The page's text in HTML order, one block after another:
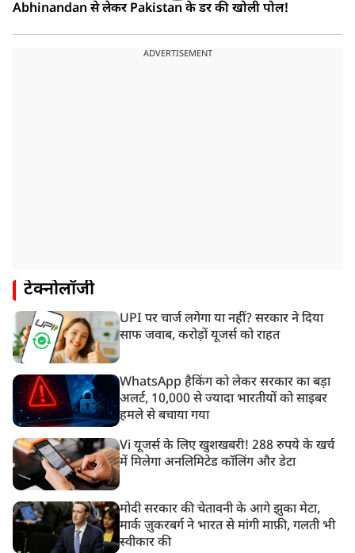
Abhinandan से लेकर Pakistan के डर की खोली पोल!
ADVERTISEMENT
टेक्नोलॉजी
UPI पर चार्ज लगेगा या नहीं? सरकार ने दिया
साफ जवाब, करोड़ों यूजर्स को राहत
WhatsApp हैकिंग को लेकर सरकार का बड़ा
अलर्ट, 10,000 से ज्यादा भारतीयों को साइबर
हमले से बचाया गया
Vi यूजर्स के लिए खुशखबरी! 288 रुपये के खर्च
में मिलेगा अनलिमिटेड कॉलिंग और डेटा
मोदी सरकार की चेतावनी के आगे झुका मेटा,
मार्क ज़ुकरबर्ग ने भारत से मांगी माफ़ी, गलती भी
स्वीकार की